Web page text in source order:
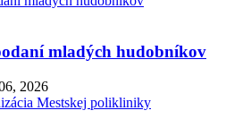
mladých hudobníkov
2026